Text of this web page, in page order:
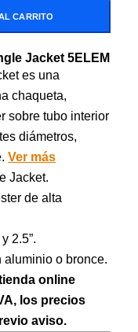
CARRITO
Jacket 5ELEM
es una
chaqueta,
sobre tubo interior
diámetros,
Ver más
Jacket.
de alta
2.5”.
o bronce.
online
los precios
aviso.